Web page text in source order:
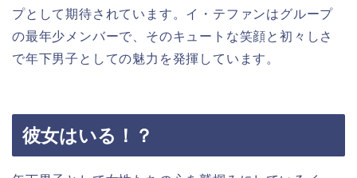
プとして期待されています。イ・テファンはグループ
の最年少メンバーで、そのキュートな笑顔と初々しさ
で年下男子としての魅力を発揮しています。
彼女はいる！？